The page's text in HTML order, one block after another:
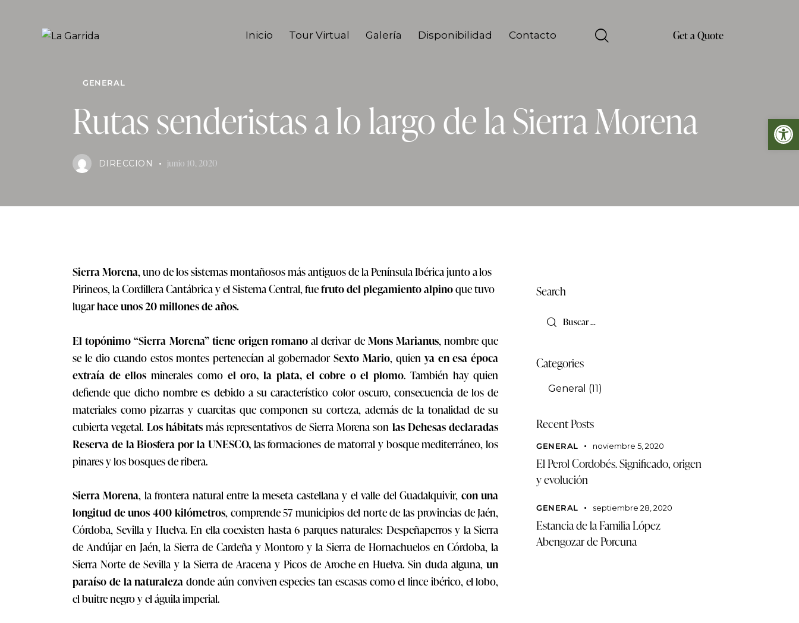
Abrir barra de herramientas
Inicio Tour Virtual Galería Disponibilidad Contacto Get a Quote
GENERAL
Rutas senderistas a lo largo de la Sierra Morena
DIRECCION junio 10, 2020
Sierra Morena, uno de los sistemas montañosos más antiguos de la Península Ibérica junto alos
Pirineos, la Cordillera Cantábrica y el Sistema Central, fuefruto del plegamiento alpinoque tuvo
lugarhace unos 20 millones de años.
El topónimo “Sierra Morena” tiene origen romano al derivar de Mons Marianus, nombre que
se le dio cuando estos montes pertenecían al gobernador Sexto Mario, quien ya en esa época
extraía de ellos minerales como el oro, la plata, el cobre o el plomo. También hay quien
defiende que dicho nombre es debido a su característico color oscuro, consecuencia de los de
materiales como pizarras y cuarcitas que componen su corteza, además de la tonalidad de su
cubierta vegetal. Los hábitatsmás representativos de Sierra Morena son las Dehesas declaradas
Reserva de la Biosfera por la UNESCO, las formaciones de matorral y bosque mediterráneo, los
pinares y los bosques de ribera.
Sierra Morena, la frontera natural entre la meseta castellana y el valle del Guadalquivir, con una
longitud de unos 400 kilómetros, comprende 57 municipios del norte de las provincias de Jaén,
Córdoba, Sevilla y Huelva. En ella coexisten hasta 6 parques naturales: Despeñaperros y la Sierra
de Andújar en Jaén, la Sierra de Cardeña y Montoro y la Sierra de Hornachuelos en Córdoba, la
Sierra Norte de Sevilla y la Sierra de Aracena y Picos de Aroche en Huelva. Sin duda alguna,un
paraíso de la naturaleza donde aún conviven especies tan escasas como el lince ibérico, el lobo,
el buitre negro y el águila imperial.
Search
Categories
General (11)
Recent Posts
GENERAL noviembre 5, 2020
El Perol Cordobés. Significado, origen
y evolución
GENERAL septiembre 28, 2020
Estancia de la Familia López
Abengozar de Porcuna